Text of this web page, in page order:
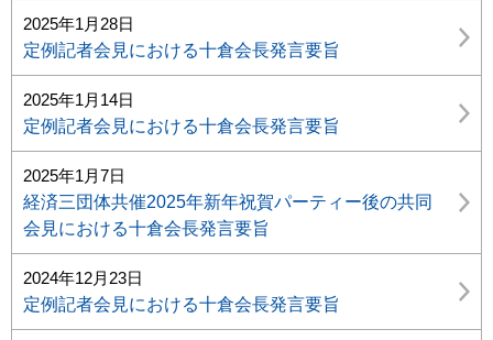
2025年1月28日
定例記者会見における十倉会長発言要旨
2025年1月14日
定例記者会見における十倉会長発言要旨
2025年1月7日
経済三団体共催2025年新年祝賀パーティー後の共同
会見における十倉会長発言要旨
2024年12月23日
定例記者会見における十倉会長発言要旨